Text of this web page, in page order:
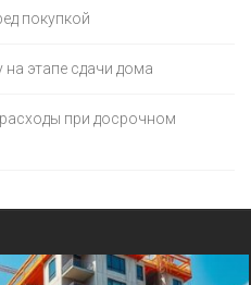
покупкой
на этапе сдачи дома
при досрочном